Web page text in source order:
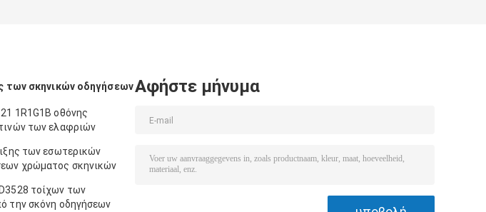
των σκηνικών οδηγήσεων
1R1G1B οθόνης
των ελαφριών
των εσωτερικών
χρώματος σκηνικών
τοίχων των
την σκόνη οδηγήσεων
Αφήστε μήνυμα